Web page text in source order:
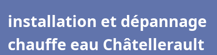
installation et dépannage
chauffe eau Châtellerault